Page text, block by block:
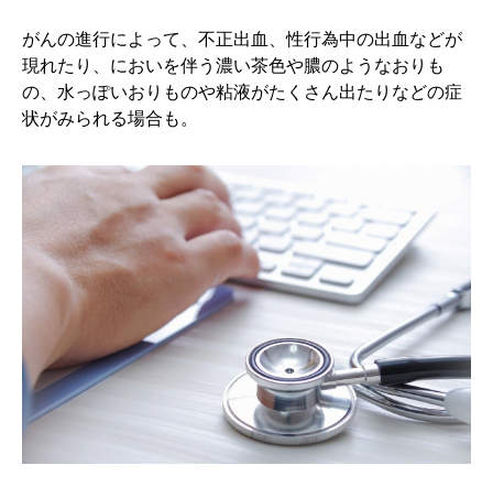
がんの進行によって、不正出血、性行為中の出血などが
現れたり、においを伴う濃い茶色や膿のようなおりも
の、水っぽいおりものや粘液がたくさん出たりなどの症
状がみられる場合も。